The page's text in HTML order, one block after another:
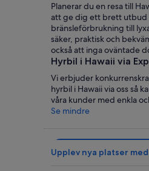
Planerar du en resa till
att ge dig ett brett utbud
bränsleförbrukning till
säker, praktisk och
också att inga oväntade
Hyrbil i Hawaii via
Vi erbjuder
hyrbil i Hawaii via oss så
våra kunder med enkla
Se mindre
Upplev nya platser med